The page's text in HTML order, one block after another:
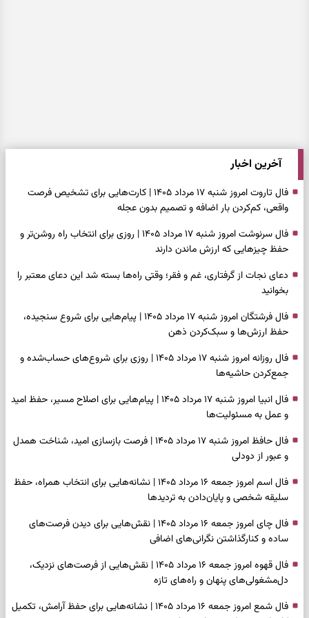
آخرین اخبار
فال تاروت امروز شنبه ۱۷ مرداد ۱۴۰۵ | کارت‌هایی برای تشخیص فرصت
واقعی، کم‌کردن بار اضافه و تصمیم بدون عجله
فال سرنوشت امروز شنبه ۱۷ مرداد ۱۴۰۵ | روزی برای انتخاب راه روشن‌تر و
حفظ چیزهایی که ارزش ماندن دارند
دعای نجات از گرفتاری، غم و فقر؛ وقتی راه‌ها بسته شد این دعای معتبر را
بخوانید
فال فرشتگان امروز شنبه ۱۷ مرداد ۱۴۰۵ | پیام‌هایی برای شروع سنجیده،
حفظ ارزش‌ها و سبک‌کردن ذهن
فال روزانه امروز شنبه ۱۷ مرداد ۱۴۰۵ | روزی برای شروع‌های حساب‌شده و
جمع‌کردن حاشیه‌ها
فال انبیا امروز شنبه ۱۷ مرداد ۱۴۰۵ | پیام‌هایی برای اصلاح مسیر، حفظ امید
و عمل به مسئولیت‌ها
فال حافظ امروز شنبه ۱۷ مرداد ۱۴۰۵ | فرصت بازسازی امید، شناخت همدل
و عبور از دودلی
فال اسم امروز جمعه ۱۶ مرداد ۱۴۰۵ | نشانه‌هایی برای انتخاب همراه، حفظ
سلیقه شخصی و پایان‌دادن به تردیدها
فال چای امروز جمعه ۱۶ مرداد ۱۴۰۵ | نقش‌هایی برای دیدن فرصت‌های
ساده و کنارگذاشتن نگرانی‌های اضافی
فال قهوه امروز جمعه ۱۶ مرداد ۱۴۰۵ | نقش‌هایی از فرصت‌های نزدیک،
دل‌مشغولی‌های پنهان و راه‌های تازه
فال شمع امروز جمعه ۱۶ مرداد ۱۴۰۵ | نشانه‌هایی برای حفظ آرامش، تکمیل